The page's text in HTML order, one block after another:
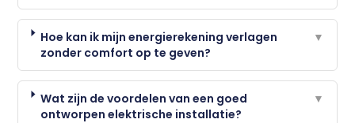
Hoe kan ik mijn energierekening verlagen
zonder comfort op te geven?
▼
Wat zijn de voordelen van een goed
ontworpen elektrische installatie?
▼